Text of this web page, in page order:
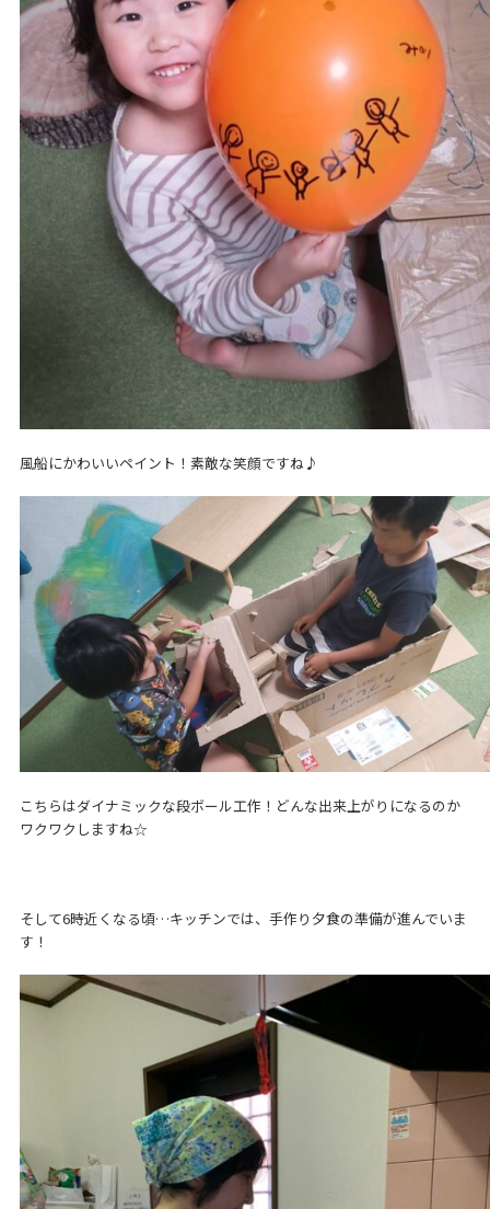
風船にかわいいペイント！素敵な笑顔ですね♪
こちらはダイナミックな段ボール工作！どんな出来上がりになるのか
ワクワクしますね☆
そして6時近くなる頃…キッチンでは、手作り夕食の準備が進んでいま
す！